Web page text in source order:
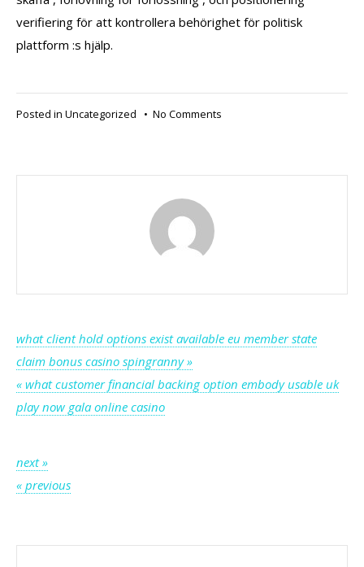
verifiering för att kontrollera behörighet för politisk
plattform :s hjälp.
Posted in Uncategorized • No Comments
Post
navigation
what client hold options exist available eu member state
claim bonus casino spingranny »
« what customer financial backing option embody usable uk
play now gala online casino
Post
navigation
next »
« previous